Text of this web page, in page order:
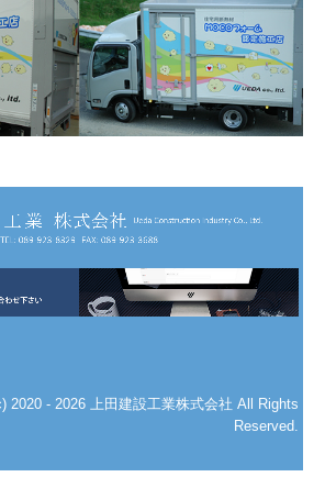
2020 - 2026 上田建設工業株式会社 All Rights
Reserved.